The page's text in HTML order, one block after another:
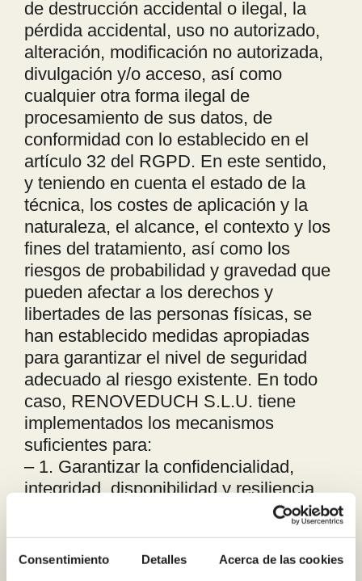
Consentimiento Detalles Acerca de las cookies
de destrucción accidental o ilegal, la
pérdida accidental, uso no autorizado,
alteración, modificación no autorizada,
divulgación y/o acceso, así como
cualquier otra forma ilegal de
procesamiento de sus datos, de
conformidad con lo establecido en el
artículo 32 del RGPD. En este sentido,
y teniendo en cuenta el estado de la
técnica, los costes de aplicación y la
naturaleza, el alcance, el contexto y los
fines del tratamiento, así como los
riesgos de probabilidad y gravedad que
pueden afectar a los derechos y
libertades de las personas físicas, se
han establecido medidas apropiadas
para garantizar el nivel de seguridad
adecuado al riesgo existente. En todo
caso, RENOVEDUCH S.L.U. tiene
implementados los mecanismos
suficientes para:
– 1. Garantizar la confidencialidad,
integridad, disponibilidad y resiliencia
servicios de tratamiento.
– 2. Restaurar la disponibilidad y el